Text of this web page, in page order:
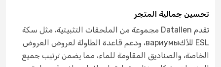
تحسين جمالية المتجر
تقدم Datallen مجموعة من الملحقات التثبيتية، مثل سكة
ESL للأكвариумы، ودعم قاعدة الطاولة لعروض العروض
الخاصة، والصناديق المقاومة للماء، مما يضمن ترتيب جميع